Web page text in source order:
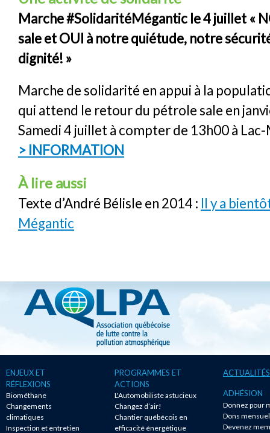
Marche #SolidaritéMégantic le 4 juillet «
sale et OUI à notre quiétude, notre
dignité! »
Marche de solidarité en appui à la
qui attend le retour du pétrole sale en
Samedi 4 juillet à compter de 13h00 à
> INFORMATION
À lire aussi
Texte d’André Bélisle en 2014 : Il y a
Mégantic
ENJEUX ET
RÉFLEXIONS
Biométhane
Changements
climatiques
Inspection et entretien
PROGRAMMES ET
ACTIONS
L'Automobiliste astucieux
Changez d’air!
Chantier québécois en
efficacité énergétique
ACTUALITÉS
ADHÉSION
Donnez pour
Dons
Devenez